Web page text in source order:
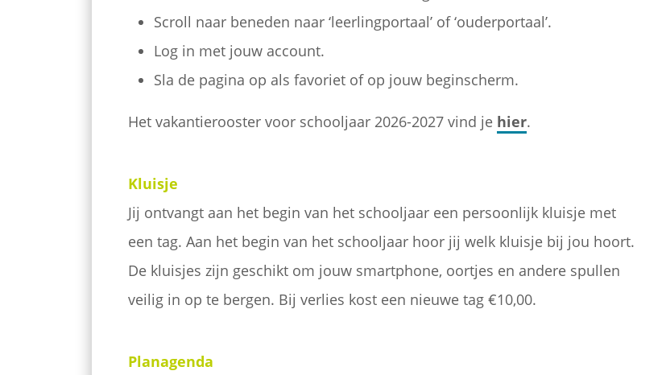
Scroll naar beneden naar ‘leerlingportaal’ of ‘ouderportaal’.
Log in met jouw account.
Sla de pagina op als favoriet of op jouw beginscherm.
Het vakantierooster voor schooljaar 2026-2027 vind je hier.
Kluisje
Jij ontvangt aan het begin van het schooljaar een persoonlijk kluisje met
een tag. Aan het begin van het schooljaar hoor jij welk kluisje bij jou hoort.
De kluisjes zijn geschikt om jouw smartphone, oortjes en andere spullen
veilig in op te bergen. Bij verlies kost een nieuwe tag €10,00.
Planagenda